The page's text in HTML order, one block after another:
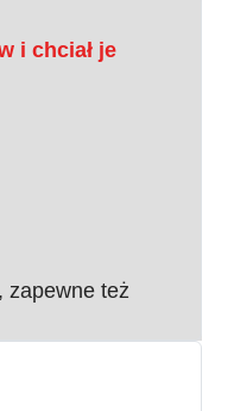
i chciał je
zapewne też